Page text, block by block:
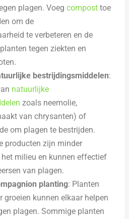
plagen. Voeg composttoe
om de
te verbeteren en de
tegen ziekten en
bestrijdingsmiddelen:
natuurlijke
zoals neemolie,
van chrysanten) of
om plagen te bestrijden.
producten zijn minder
milieu en kunnen effectief
van plagen.
planting: Planten
groeien kunnen elkaar helpen
plagen. Sommige planten